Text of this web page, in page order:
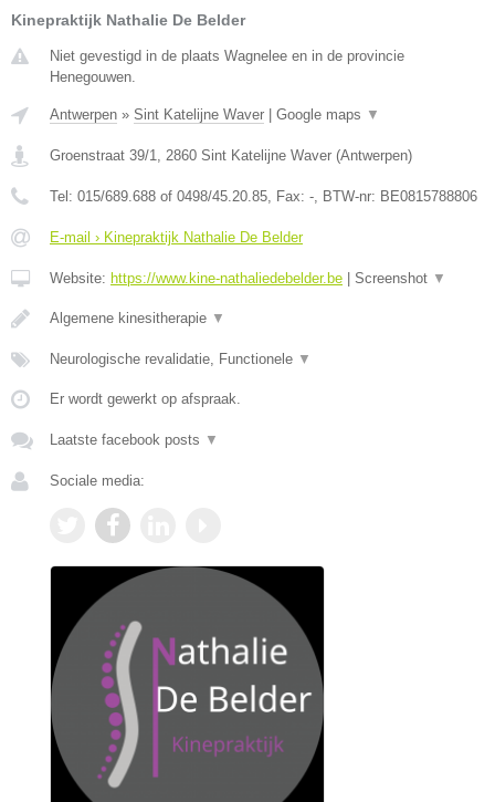
Kinepraktijk Nathalie De Belder
Niet gevestigd in de plaats Wagnelee en in de provincie
Henegouwen.
Antwerpen » Sint Katelijne Waver Google maps ▼
Groenstraat 39/1, 2860 Sint Katelijne Waver (Antwerpen)
Tel: 015/689.688 of 0498/45.20.85, Fax: -, BTW-nr: BE0815788806
E-mail › Kinepraktijk Nathalie De Belder
Website: https://www.kine-nathaliedebelder.be Screenshot ▼
Algemene kinesitherapie ▼
Neurologische revalidatie, Functionele ▼
Er wordt gewerkt op afspraak.
Laatste facebook posts ▼
Sociale media: